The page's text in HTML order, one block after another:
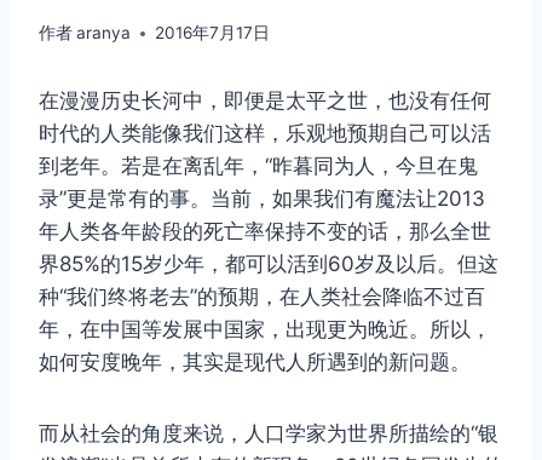
作者aranya 2016年7月17日
在漫漫历史长河中，即便是太平之世，也没有任何
时代的人类能像我们这样，乐观地预期自己可以活
到老年。若是在离乱年，“昨暮同为人，今旦在鬼
录”更是常有的事。当前，如果我们有魔法让2013
年人类各年龄段的死亡率保持不变的话，那么全世
界85%的15岁少年，都可以活到60岁及以后。但这
种“我们终将老去”的预期，在人类社会降临不过百
年，在中国等发展中国家，出现更为晚近。所以，
如何安度晚年，其实是现代人所遇到的新问题。
而从社会的角度来说，人口学家为世界所描绘的“银